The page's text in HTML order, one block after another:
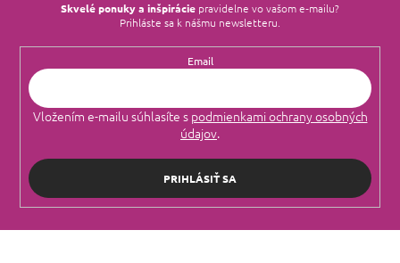
Skvelé ponuky a inšpirácie pravidelne vo vašom e‑mailu?
Prihláste sa k nášmu newsletteru.
Email
Vložením e-mailu súhlasíte s podmienkami ochrany osobných
údajov.
PRIHLÁSIŤ SA